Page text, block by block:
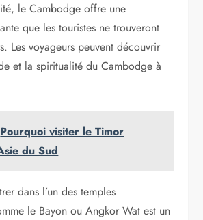
le Cambodge offre une
que les touristes ne trouveront
Les voyageurs peuvent découvrir
et la spiritualité du Cambodge à
Pourquoi visiter le Timor
du Sud
dans l’un des temples
le Bayon ou Angkor Wat est un